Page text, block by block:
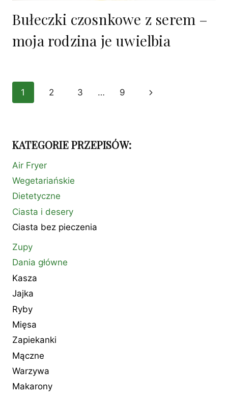
Bułeczki czosnkowe z serem –
moja rodzina je uwielbia
Nawigacja
1 2 3 … 9
Następna
KATEGORIE PRZEPISÓW:
Air Fryer
Wegetariańskie
Dietetyczne
Ciasta i desery
Ciasta bez pieczenia
Zupy
Dania główne
Kasza
Jajka
Ryby
Mięsa
Zapiekanki
Mączne
Warzywa
Makarony